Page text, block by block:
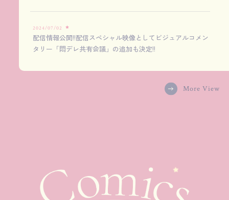
2024/07/02
配信情報公開!!配信スペシャル映像としてビジュアルコメン
タリー「悶デレ共有会議」の追加も決定!!
More View